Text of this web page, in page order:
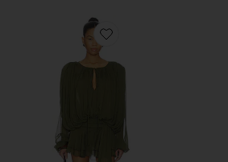
Favorite Elements Mini